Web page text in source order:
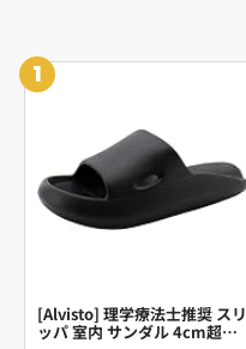
1
[Alvisto] 理学療法士推奨 スリ
ッパ 室内 サンダル 4cm超厚